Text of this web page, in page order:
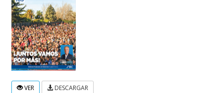
VER DESCARGAR